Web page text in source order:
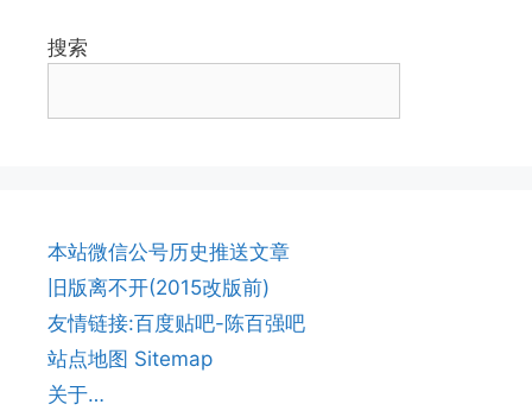
搜索
本站微信公号历史推送文章
旧版离不开(2015改版前)
友情链接:百度贴吧-陈百强吧
站点地图 Sitemap
关于…